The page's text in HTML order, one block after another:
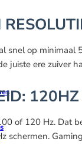
snel op minimaal
juiste ere zuiver
of 120 Hz. Dat
schermen.